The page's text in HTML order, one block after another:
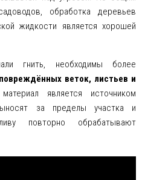
обработка деревьев
жидкости является хорошей
гнить, необходимы более
веток, листьев и
является источником
за пределы участка и
повторно обрабатывают